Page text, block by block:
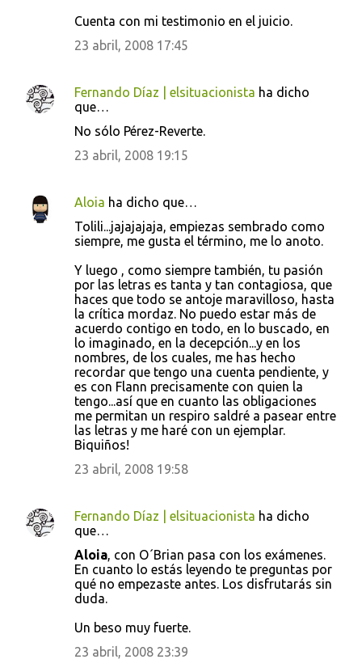
Cuenta con mi testimonio en el juicio.
23 abril, 2008 17:45
Fernando Díaz | elsituacionista ha dicho
que…
No sólo Pérez-Reverte.
23 abril, 2008 19:15
Aloia ha dicho que…
Tolili...jajajajaja, empiezas sembrado como
siempre, me gusta el término, me lo anoto.
Y luego , como siempre también, tu pasión
por las letras es tanta y tan contagiosa, que
haces que todo se antoje maravilloso, hasta
la crítica mordaz. No puedo estar más de
acuerdo contigo en todo, en lo buscado, en
lo imaginado, en la decepción...y en los
nombres, de los cuales, me has hecho
recordar que tengo una cuenta pendiente, y
es con Flann precisamente con quien la
tengo...así que en cuanto las obligaciones
me permitan un respiro saldré a pasear entre
las letras y me haré con un ejemplar.
Biquiños!
23 abril, 2008 19:58
Fernando Díaz | elsituacionista ha dicho
que…
Aloia, con O´Brian pasa con los exámenes.
En cuanto lo estás leyendo te preguntas por
qué no empezaste antes. Los disfrutarás sin
duda.
Un beso muy fuerte.
23 abril, 2008 23:39